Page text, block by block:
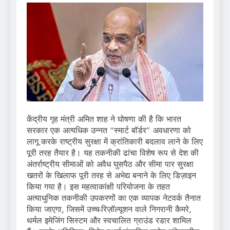
केंद्रीय गृह मंत्री अमित शाह ने घोषणा की है कि भारत
सरकार एक अत्यधिक उन्नत “स्मार्ट बॉर्डर” अवधारणा को
लागू करके राष्ट्रीय सुरक्षा में क्रांतिकारी बदलाव लाने के लिए
पूरी तरह तैयार है। यह तकनीकी ढांचा विशेष रूप से देश की
अंतर्राष्ट्रीय सीमाओं को अवैध घुसपैठ और सीमा पार सुरक्षा
खतरों के खिलाफ पूरी तरह से अभेद्य बनाने के लिए डिज़ाइन
किया गया है। इस महत्वाकांक्षी परियोजना के तहत
अत्याधुनिक तकनीकी उपकरणों का एक व्यापक नेटवर्क तैनात
किया जाएगा, जिसमें उच्च-रिज़ॉल्यूशन वाले निगरानी कैमरे,
थर्मल इमेजिंग सिस्टम और स्वचालित ग्राउंड रडार शामिल